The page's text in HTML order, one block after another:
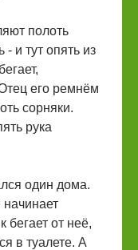
полоть
и тут опять из
его ремнём
сорняки.
рука
один дома.
начинает
бегает от неё,
в туалете. А